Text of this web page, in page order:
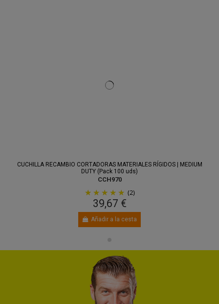
CUCHILLA RECAMBIO CORTADORAS MATERIALES RÍGIDOS | MEDIUM
DUTY (Pack 100 uds)
CCH970
(2)
39,67 €
Añadir a la cesta